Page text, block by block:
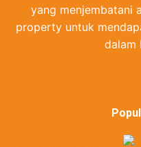
yang menjembatani
property untuk
dalam